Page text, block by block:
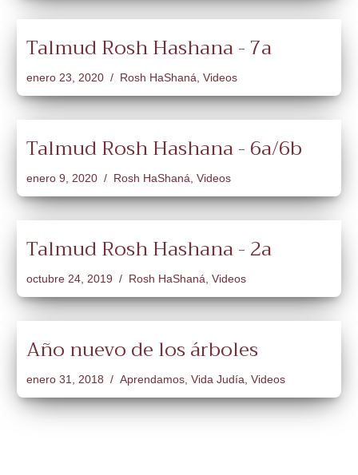
Talmud Rosh Hashana - 7a
enero 23, 2020 Rosh HaShaná, Videos
Talmud Rosh Hashana - 6a/6b
enero 9, 2020 Rosh HaShaná, Videos
Talmud Rosh Hashana - 2a
octubre 24, 2019 Rosh HaShaná, Videos
Año nuevo de los árboles
enero 31, 2018 Aprendamos, Vida Judía, Videos